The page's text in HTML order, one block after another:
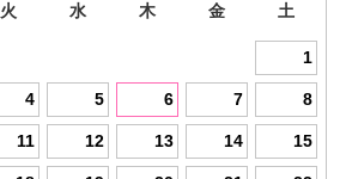
火 水 木 金 土
1
4 5 6 7 8
11 12 13 14 15